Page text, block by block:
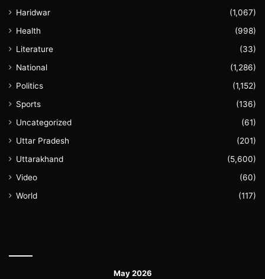
Haridwar
(1,067)
Health
(998)
Literature
(33)
National
(1,286)
Politics
(1,152)
Sports
(136)
Uncategorized
(61)
Uttar Pradesh
(201)
Uttarakhand
(5,600)
Video
(60)
World
(117)
May 2026